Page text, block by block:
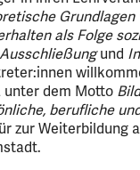
Grundlagen
als Folge
und
unter dem Motto
berufliche
zur Weiterbildung